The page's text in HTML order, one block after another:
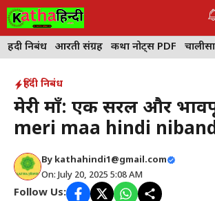
Skip
to
content
हिंदी निबंध आरती संग्रह कथा नोट्स PDF
हिंदी निबंध
मेरी माँ: एक सरल और
meri maa hindi
By kathahindi1@gmail.com
On: July 20, 2025 5:08 AM
Follow Us: